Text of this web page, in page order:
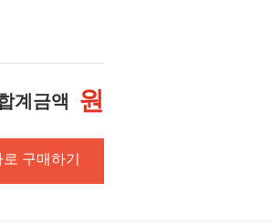
계금액 원
로 구매하기